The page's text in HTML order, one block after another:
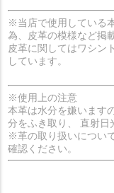
※当店で使用している
為、皮革の模様など掲
皮革に関してはワシン
しています。
※使用上の注意
本革は水分を嫌います
分をふき取り、 直射日
※革の取り扱いについ
確認ください。